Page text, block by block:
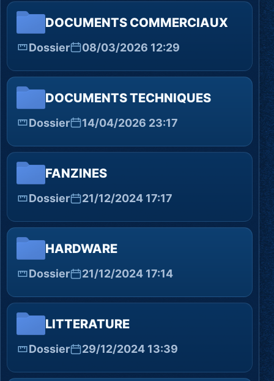
DOCUMENTS COMMERCIAUX
Dossier 08/03/2026 12:29
DOCUMENTS TECHNIQUES
Dossier 14/04/2026 23:17
FANZINES
Dossier 21/12/2024 17:17
HARDWARE
Dossier 21/12/2024 17:14
LITTERATURE
Dossier 29/12/2024 13:39